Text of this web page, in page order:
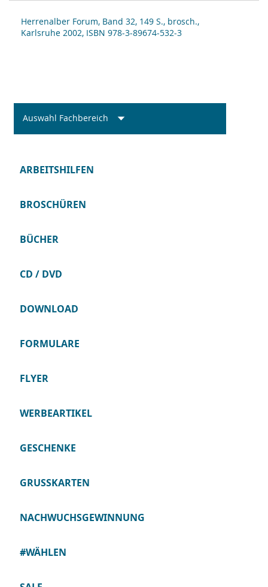
Her­renalber Forum, Band 32, 149 S., brosch.,
Karls­ruhe 2002, ISBN 978-3-89674-532-3
Auswahl Fachbereich
ARBEITSHILFEN
BROSCHÜREN
BÜCHER
CD / DVD
DOWNLOAD
FORMULARE
FLYER
WERBEARTIKEL
GESCHENKE
GRUSSKARTEN
NACHWUCHSGEWINNUNG
#WÄHLEN